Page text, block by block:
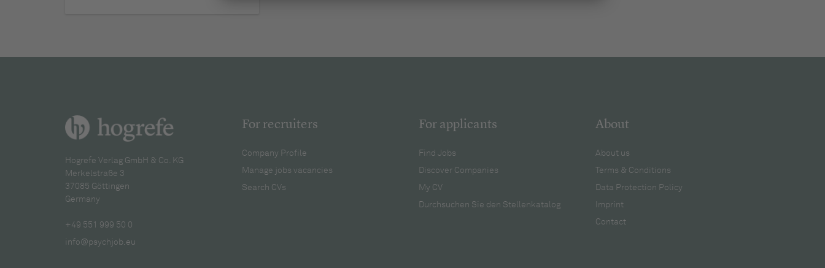
Hogrefe Verlag GmbH & Co. KG
Merkelstraße 3
37085 Göttingen
Germany
+49 551 999 50 0
info@psychjob.eu
For recruiters
Company Profile
Manage jobs vacancies
Search CVs
For applicants
Find Jobs
Discover Companies
My CV
Durchsuchen Sie den Stellenkatalog
About
About us
Terms & Conditions
Data Protection Policy
Imprint
Contact